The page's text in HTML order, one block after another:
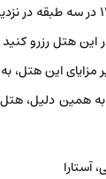
این هتل 4 ستاره در
هتل رزرو کنید
مزایای این
همین دلیل،
آستارا